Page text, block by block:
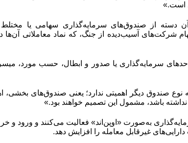
سرمایه‌گذاری یا صدور و ابطال، حسب مورد،
نوع صندوق دیگر اهمیتی ندارد؛ یعنی صندوق‌های بخشی،
به‌صورت «اوپن‌اند» فعالیت می‌کنند و ورود و
غیرقابل معامله را افزایش دهد.